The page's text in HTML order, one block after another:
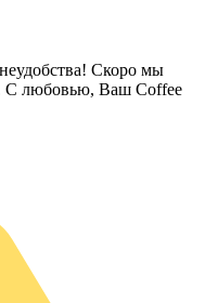
Скоро мы
С любовью, Ваш Coffee